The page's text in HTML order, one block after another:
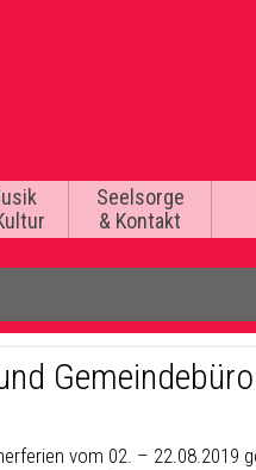
Seelsorge
& Kontakt
Gemeindebüro
vom 02. – 22.08.2019